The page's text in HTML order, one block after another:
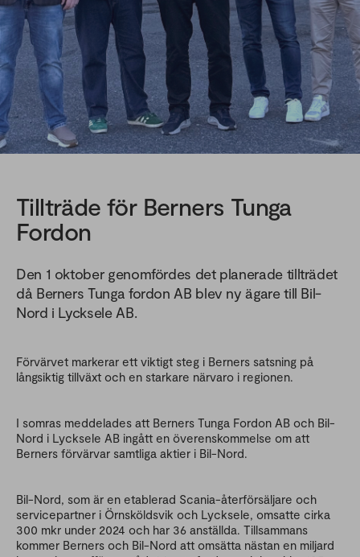
Tillträde för Berners Tunga
Fordon
Den 1 oktober genomfördes det planerade tillträdet
då Berners Tunga fordon AB blev ny ägare till Bil-
Nord i Lycksele AB.
Förvärvet markerar ett viktigt steg i Berners satsning på
långsiktig tillväxt och en starkare närvaro i regionen.
I somras meddelades att Berners Tunga Fordon AB och Bil-
Nord i Lycksele AB ingått en överenskommelse om att
Berners förvärvar samtliga aktier i Bil-Nord.
Bil-Nord, som är en etablerad Scania-återförsäljare och
servicepartner i Örnsköldsvik och Lycksele, omsatte cirka
300 mkr under 2024 och har 36 anställda. Tillsammans
kommer Berners och Bil-Nord att omsätta nästan en miljard